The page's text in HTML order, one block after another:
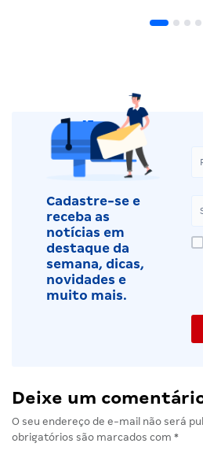
Cadastre-se e
receba as
notícias em
destaque da
semana, dicas,
novidades e
muito mais.
Deixe um
O seu endereço de e-mail não será
obrigatórios são marcados com *